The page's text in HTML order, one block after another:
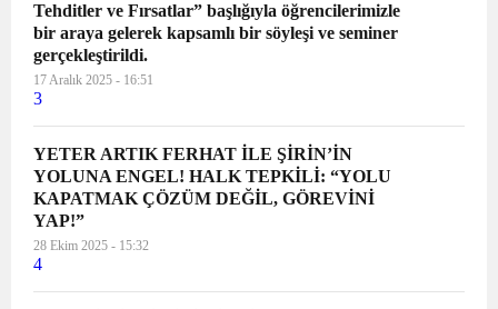
Tehditler ve Fırsatlar” başlığıyla öğrencilerimizle
bir araya gelerek kapsamlı bir söyleşi ve seminer
gerçekleştirildi.
17 Aralık 2025 - 16:51
3
YETER ARTIK FERHAT İLE ŞİRİN’İN
YOLUNA ENGEL! HALK TEPKİLİ: “YOLU
KAPATMAK ÇÖZÜM DEĞİL, GÖREVİNİ
YAP!”
28 Ekim 2025 - 15:32
4